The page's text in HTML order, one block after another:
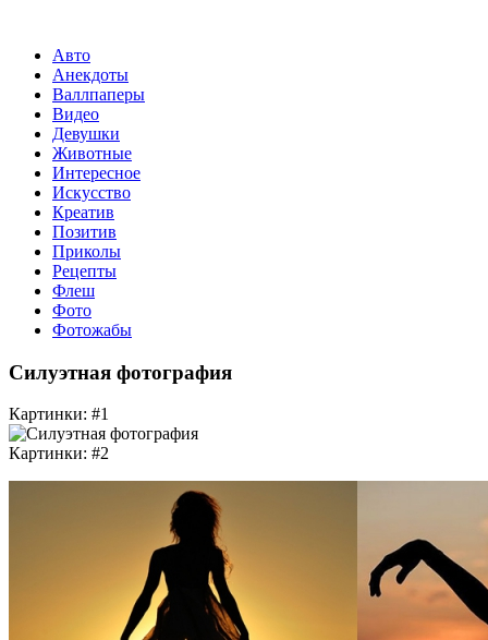
Авто
Анекдоты
Валлпаперы
Видео
Девушки
Животные
Интересное
Искусство
Креатив
Позитив
Приколы
Рецепты
Флеш
Фото
Фотожабы
Силуэтная фотография
Картинки: #1
Картинки: #2